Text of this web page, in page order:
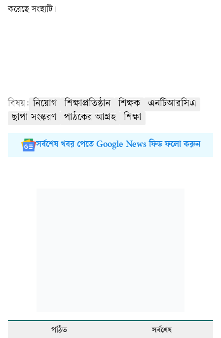
করেছে সংস্থাটি।
বিষয়: নিয়োগ শিক্ষাপ্রতিষ্ঠান শিক্ষক
এনটিআরসিএ
ছাপা সংস্করণ
পাঠকের আগ্রহ শিক্ষা
সর্বশেষ খবর পেতে Google News ফিড ফলো করুন
পঠিত সর্বশেষ